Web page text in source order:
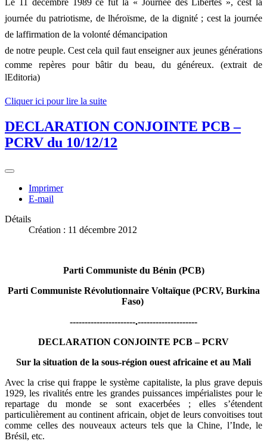
journée du patriotisme, de lhéroïsme, de la dignité ; cest la journée
de laffirmation de la volonté démancipation
de notre peuple. Cest cela quil faut enseigner aux jeunes générations
comme repères pour bâtir du beau, du généreux. (extrait de
lEditoria)
Cliquer ici pour lire la suite
DECLARATION CONJOINTE PCB –
PCRV du 10/12/12
Imprimer
E-mail
Détails
Création : 11 décembre 2012
Parti Communiste du Bénin (PCB)
Parti Communiste Révolutionnaire Voltaïque (PCRV, Burkina
Faso)
----------------------.--------------------
DECLARATION CONJOINTE PCB – PCRV
Sur la situation de la sous-région ouest africaine et au Mali
Avec la crise qui frappe le système capitaliste, la plus grave depuis
1929, les rivalités entre les grandes puissances impérialistes pour le
repartage du monde se sont exacerbées ; elles s’étendent
particulièrement au continent africain, objet de leurs convoitises tout
comme celles des nouveaux acteurs tels que la Chine, l’Inde, le
Brésil, etc.